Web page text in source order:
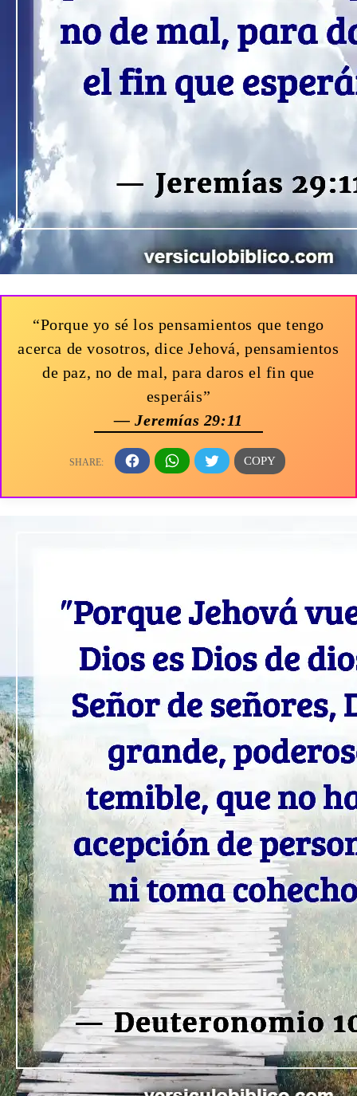
“Porque yo sé los pensamientos que tengo
acerca de vosotros, dice Jehová, pensamientos
de paz, no de mal, para daros el fin que
esperáis”
— Jeremías 29:11